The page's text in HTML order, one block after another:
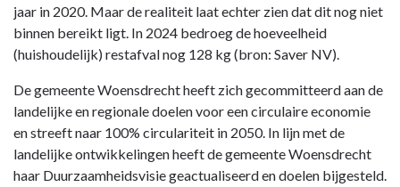
jaar in 2020. Maar de realiteit laat echter zien dat dit nog niet
binnen bereikt ligt. In 2024 bedroeg de hoeveelheid
(huishoudelijk) restafval nog 128 kg (bron: Saver NV).
De gemeente Woensdrecht heeft zich gecommitteerd aan de
landelijke en regionale doelen voor een circulaire economie
en streeft naar 100% circulariteit in 2050. In lijn met de
landelijke ontwikkelingen heeft de gemeente Woensdrecht
haar Duurzaamheidsvisie geactualiseerd en doelen bijgesteld.